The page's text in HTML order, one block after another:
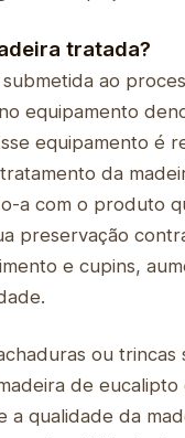
tratada?
submetida ao
equipamento
equipamento é
da
a com o produto
preservação
e cupins,
ou trincas
de eucalipto
a qualidade da